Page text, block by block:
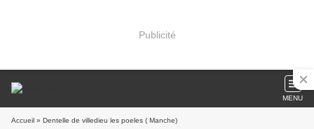
Publicité
MENU
Accueil » Dentelle de villedieu les poeles ( Manche)